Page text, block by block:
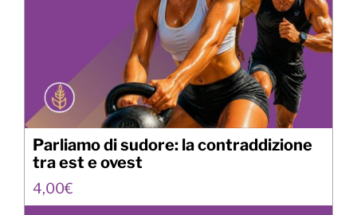
Parliamo di sudore: la contraddizione
tra est e ovest
4,00€